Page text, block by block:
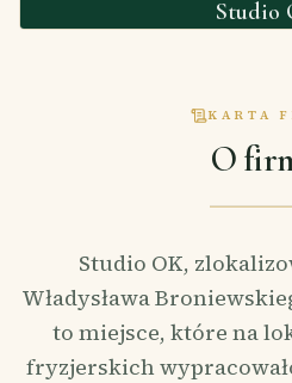
Studio
KARTA
O
Studio OK,
Władysława
to miejsce, które na
fryzjerskich